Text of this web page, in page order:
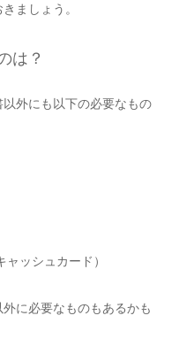
ましょう。
は？
外にも以下の必要なもの
ッシュカード）
に必要なものもあるかも